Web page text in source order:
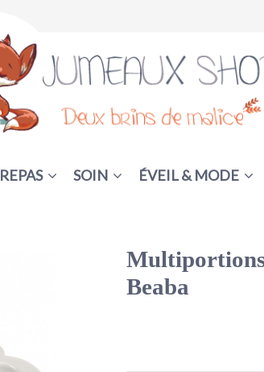
REPAS SOIN ÉVEIL & MODE
Beaba